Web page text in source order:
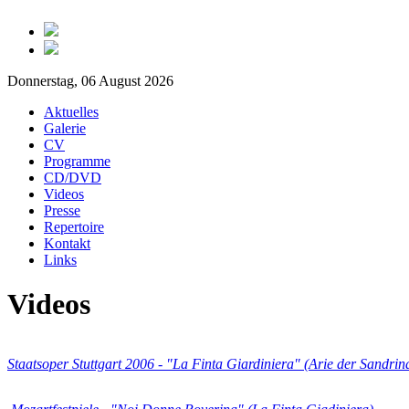
Donnerstag, 06 August 2026
Aktuelles
Galerie
CV
Programme
CD/DVD
Videos
Presse
Repertoire
Kontakt
Links
Videos
Staatsoper Stuttgart 2006 - "La Finta Giardiniera" (Arie der